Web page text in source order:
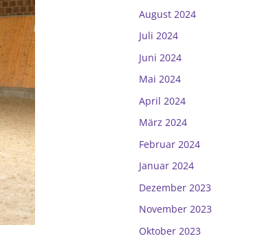
August 2024
Juli 2024
Juni 2024
Mai 2024
April 2024
März 2024
Februar 2024
Januar 2024
Dezember 2023
November 2023
Oktober 2023